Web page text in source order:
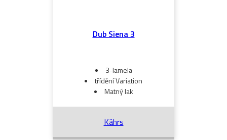
Dub Siena 3
3-lamela
třídění Variation
Matný lak
Kährs